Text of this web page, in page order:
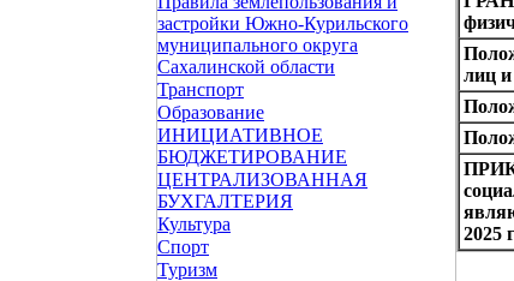
застройки Южно-Курильского
муниципального округа
Сахалинской области
Транспорт
Образование
ИНИЦИАТИВНОЕ
БЮДЖЕТИРОВАНИЕ
ЦЕНТРАЛИЗОВАННАЯ
БУХГАЛТЕРИЯ
Культура
Спорт
Туризм
лиц
2025